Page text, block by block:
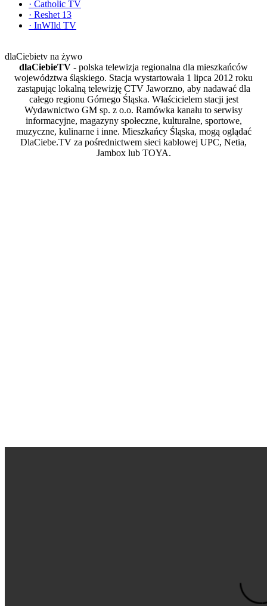
· Catholic TV
· Reshet 13
· InWIld TV
dlaCiebietv na żywo
dlaCiebieTV - polska telewizja regionalna dla mieszkańców
województwa śląskiego. Stacja wystartowała 1 lipca 2012 roku
zastąpując lokalną telewizję CTV Jaworzno, aby nadawać dla
całego regionu Górnego Śląska. Właścicielem stacji jest
Wydawnictwo GM sp. z o.o. Ramówka kanału to serwisy
informacyjne, magazyny społeczne, kulturalne, sportowe,
muzyczne, kulinarne i inne. Mieszkańcy Śląska, mogą oglądać
DlaCiebe.TV za pośrednictwem sieci kablowej UPC, Netia,
Jambox lub TOYA.